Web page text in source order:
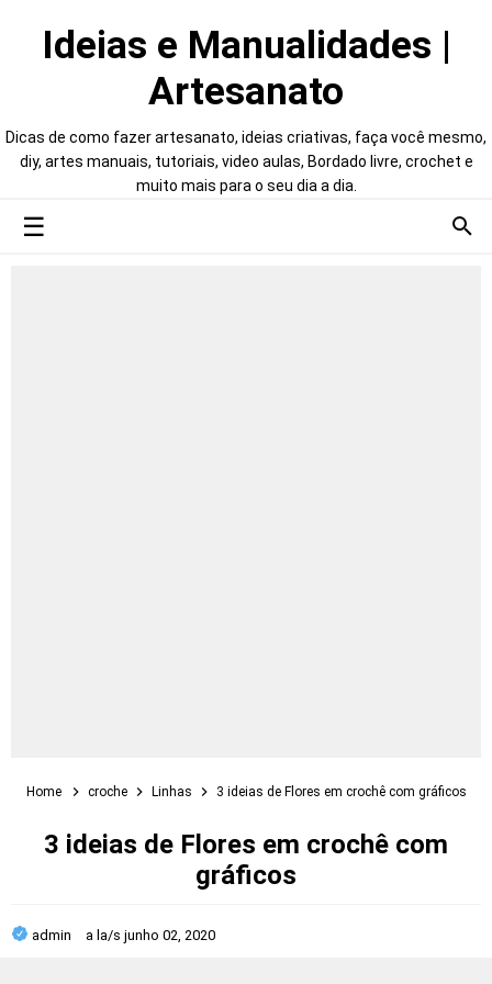
Ideias e Manualidades |
Artesanato
Dicas de como fazer artesanato, ideias criativas, faça você mesmo,
diy, artes manuais, tutoriais, video aulas, Bordado livre, crochet e
muito mais para o seu dia a dia.
Home croche Linhas 3 ideias de Flores em crochê com gráficos
3 ideias de Flores em crochê com
gráficos
admin a la/s junho 02, 2020